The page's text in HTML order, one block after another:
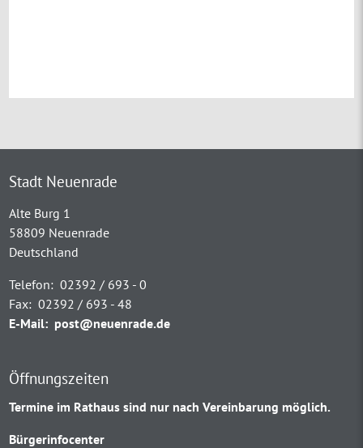
Stadt Neuenrade
Alte Burg 1
58809 Neuenrade
Deutschland
Telefon: 02392 / 693 - 0
Fax: 02392 / 693 - 48
E-Mail: post@neuenrade.de
Öffnungszeiten
Termine im Rathaus sind nur nach Vereinbarung möglich.
Bürgerinfocenter